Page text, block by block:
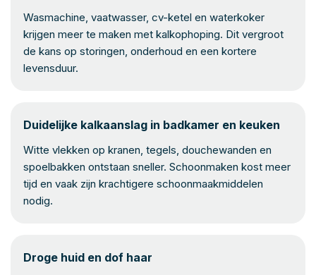
Wasmachine, vaatwasser, cv-ketel en waterkoker
krijgen meer te maken met kalkophoping. Dit vergroot
de kans op storingen, onderhoud en een kortere
levensduur.
Duidelijke kalkaanslag in badkamer en keuken
Witte vlekken op kranen, tegels, douchewanden en
spoelbakken ontstaan sneller. Schoonmaken kost meer
tijd en vaak zijn krachtigere schoonmaakmiddelen
nodig.
Droge huid en dof haar